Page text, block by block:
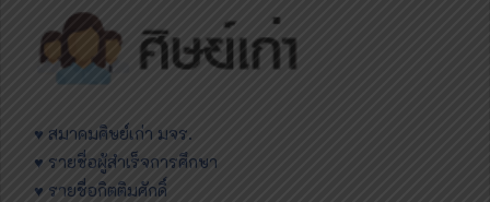
♥ สมาคมศิษย์เก่า มจร.
♥ รายชื่อผู้สำเร็จการศึกษา
♥ รายชื่อกิตติมศักดิ์